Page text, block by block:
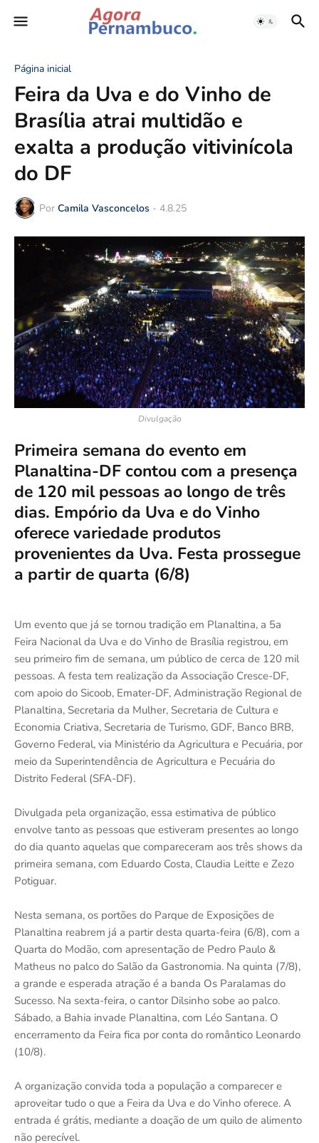
Página inicial
Feira da Uva e do Vinho de
Brasília atrai multidão e
exalta a produção vitivinícola
do DF
Por Camila Vasconcelos - 4.8.25
Divulgação
Primeira semana do evento em
Planaltina-DF contou com a presença
de 120 mil pessoas ao longo de três
dias. Empório da Uva e do Vinho
oferece variedade produtos
provenientes da Uva. Festa prossegue
a partir de quarta (6/8)
Um evento que já se tornou tradição em Planaltina, a 5a
Feira Nacional da Uva e do Vinho de Brasília registrou, em
seu primeiro fim de semana, um público de cerca de 120 mil
pessoas. A festa tem realização da Associação Cresce-DF,
com apoio do Sicoob, Emater-DF, Administração Regional de
Planaltina, Secretaria da Mulher, Secretaria de Cultura e
Economia Criativa, Secretaria de Turismo, GDF, Banco BRB,
Governo Federal, via Ministério da Agricultura e Pecuária, por
meio da Superintendência de Agricultura e Pecuária do
Distrito Federal (SFA-DF).
Divulgada pela organização, essa estimativa de público
envolve tanto as pessoas que estiveram presentes ao longo
do dia quanto aquelas que compareceram aos três shows da
primeira semana, com Eduardo Costa, Claudia Leitte e Zezo
Potiguar.
Nesta semana, os portões do Parque de Exposições de
Planaltina reabrem já a partir desta quarta-feira (6/8), com a
Quarta do Modão, com apresentação de Pedro Paulo &
Matheus no palco do Salão da Gastronomia. Na quinta (7/8),
a grande e esperada atração é a banda Os Paralamas do
Sucesso. Na sexta-feira, o cantor Dilsinho sobe ao palco.
Sábado, a Bahia invade Planaltina, com Léo Santana. O
encerramento da Feira fica por conta do romântico Leonardo
(10/8).
A organização convida toda a população a comparecer e
aproveitar tudo o que a Feira da Uva e do Vinho oferece. A
entrada é grátis, mediante a doação de um quilo de alimento
não perecível.